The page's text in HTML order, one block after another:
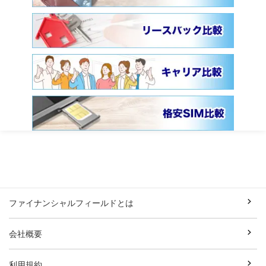
ファイナンシャルフィールドとは
会社概要